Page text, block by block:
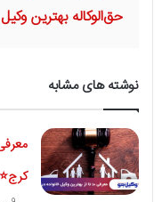
حق‌الوکاله بهترین
نوشته های مشابه
کرج⭐